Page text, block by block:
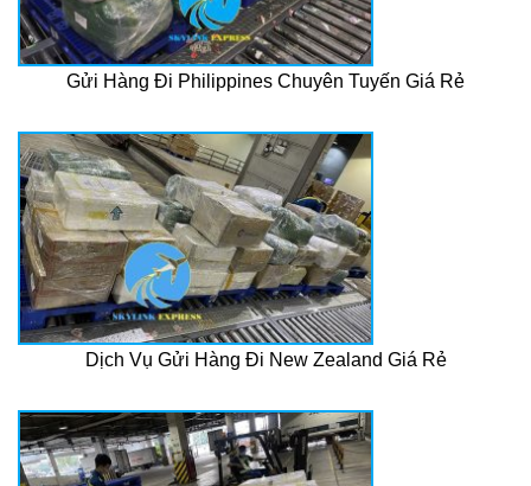
Gửi Hàng Đi Philippines Chuyên Tuyến Giá Rẻ
Dịch Vụ Gửi Hàng Đi New Zealand Giá Rẻ